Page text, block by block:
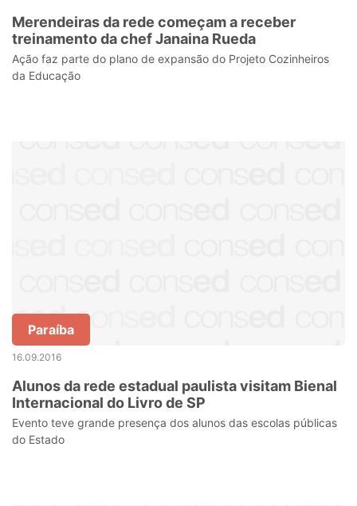
Merendeiras da rede começam a receber
treinamento da chef Janaina Rueda
Ação faz parte do plano de expansão do Projeto Cozinheiros
da Educação
Paraíba
16.09.2016
Alunos da rede estadual paulista visitam Bienal
Internacional do Livro de SP
Evento teve grande presença dos alunos das escolas públicas
do Estado